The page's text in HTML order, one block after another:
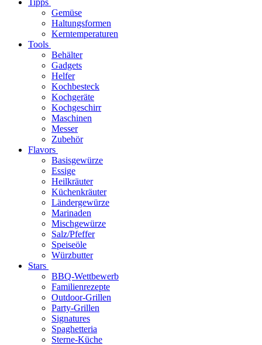
Tipps
Gemüse
Haltungsformen
Kerntemperaturen
Tools
Behälter
Gadgets
Helfer
Kochbesteck
Kochgeräte
Kochgeschirr
Maschinen
Messer
Zubehör
Flavors
Basisgewürze
Essige
Heilkräuter
Küchenkräuter
Ländergewürze
Marinaden
Mischgewürze
Salz/Pfeffer
Speiseöle
Würzbutter
Stars
BBQ-Wettbewerb
Familienrezepte
Outdoor-Grillen
Party-Grillen
Signatures
Spaghetteria
Sterne-Küche